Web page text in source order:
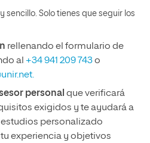
sencillo. Solo tienes que seguir los
rellenando el formulario de
al +34 941 209 743o
personal que verificará
exigidos y te ayudará a
personalizado
experiencia y objetivos